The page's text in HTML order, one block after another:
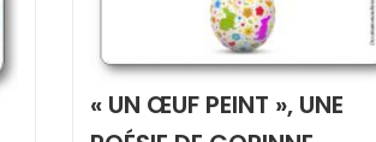
« UN ŒUF PEINT », UNE